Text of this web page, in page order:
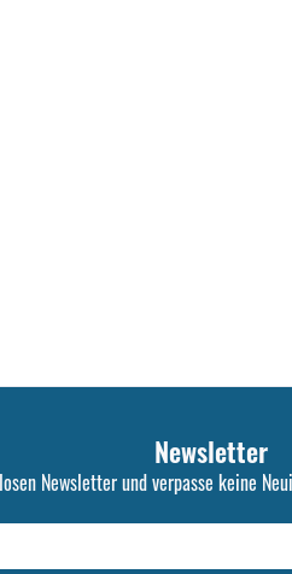
Newsletter
Newsletter und verpasse keine